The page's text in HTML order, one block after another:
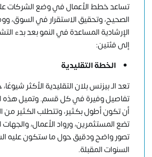
تساعد خطط الأعمال في وضع الشركات
الصحيح، وتحقيق الاستقرار في السوق،
الإرشادية المساعدة في النمو بعد بدء
إلى فئتين:
الخطة التقليدية
تعد الـ بيزنس بلان التقليدية الأكثر
تفاصيل وفيرة في كل قسم. وتميل هذه
أن تكون أطول بكثير، وتتطلب الكثير من
تضع المستثمرين، ورواد الأعمال، والجهات
تصور واضح ودقيق حول ما ستكون عليه
السنوات المقبلة.